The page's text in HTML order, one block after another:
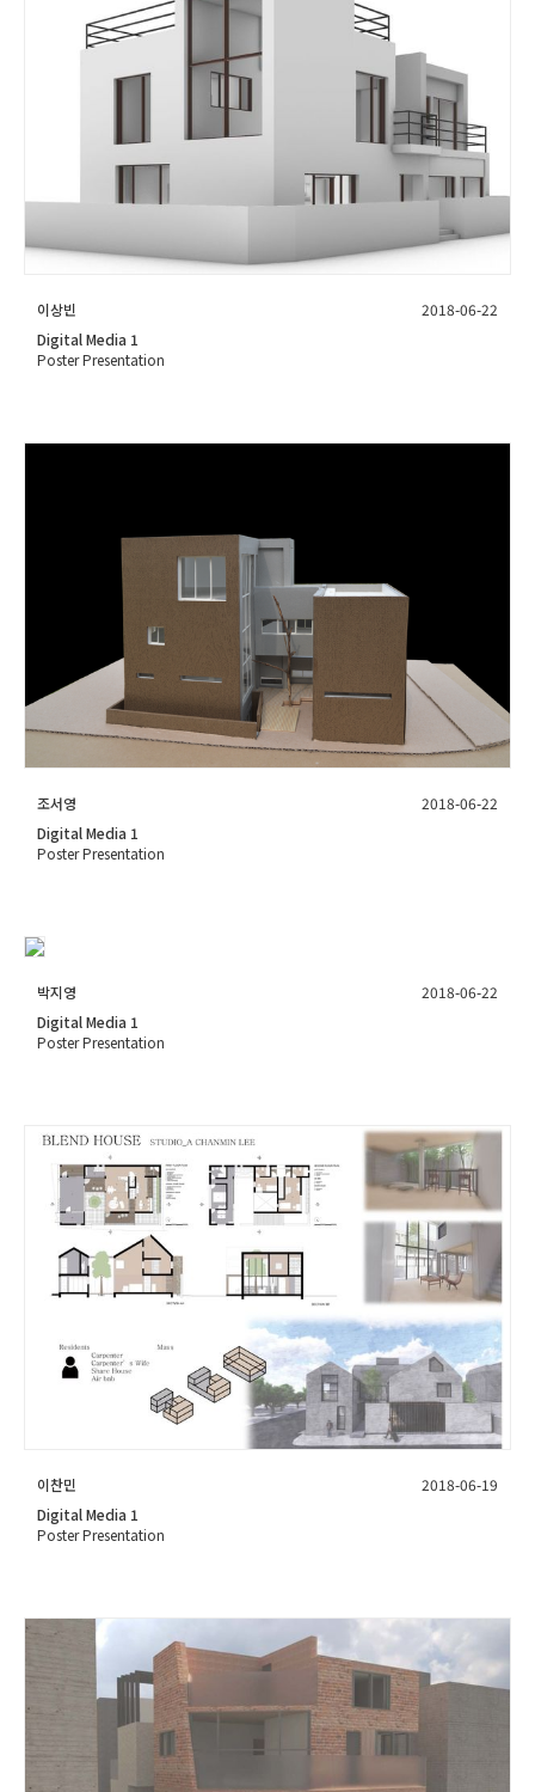
이상빈
2018-06-22
Digital Media 1
Poster Presentation
조서영
2018-06-22
Digital Media 1
Poster Presentation
박지영
2018-06-22
Digital Media 1
Poster Presentation
이찬민
2018-06-19
Digital Media 1
Poster Presentation